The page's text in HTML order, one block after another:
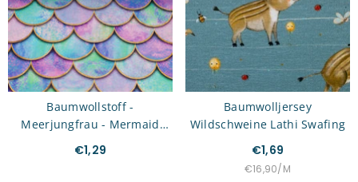
Baumwollstoff -
Meerjungfrau - Mermaid
Bunt Swafing
€1,29
Baumwolljersey
Wildschweine Lathi Swafing
€1,69
STÜCKPREIS
€16,90/PRO
M